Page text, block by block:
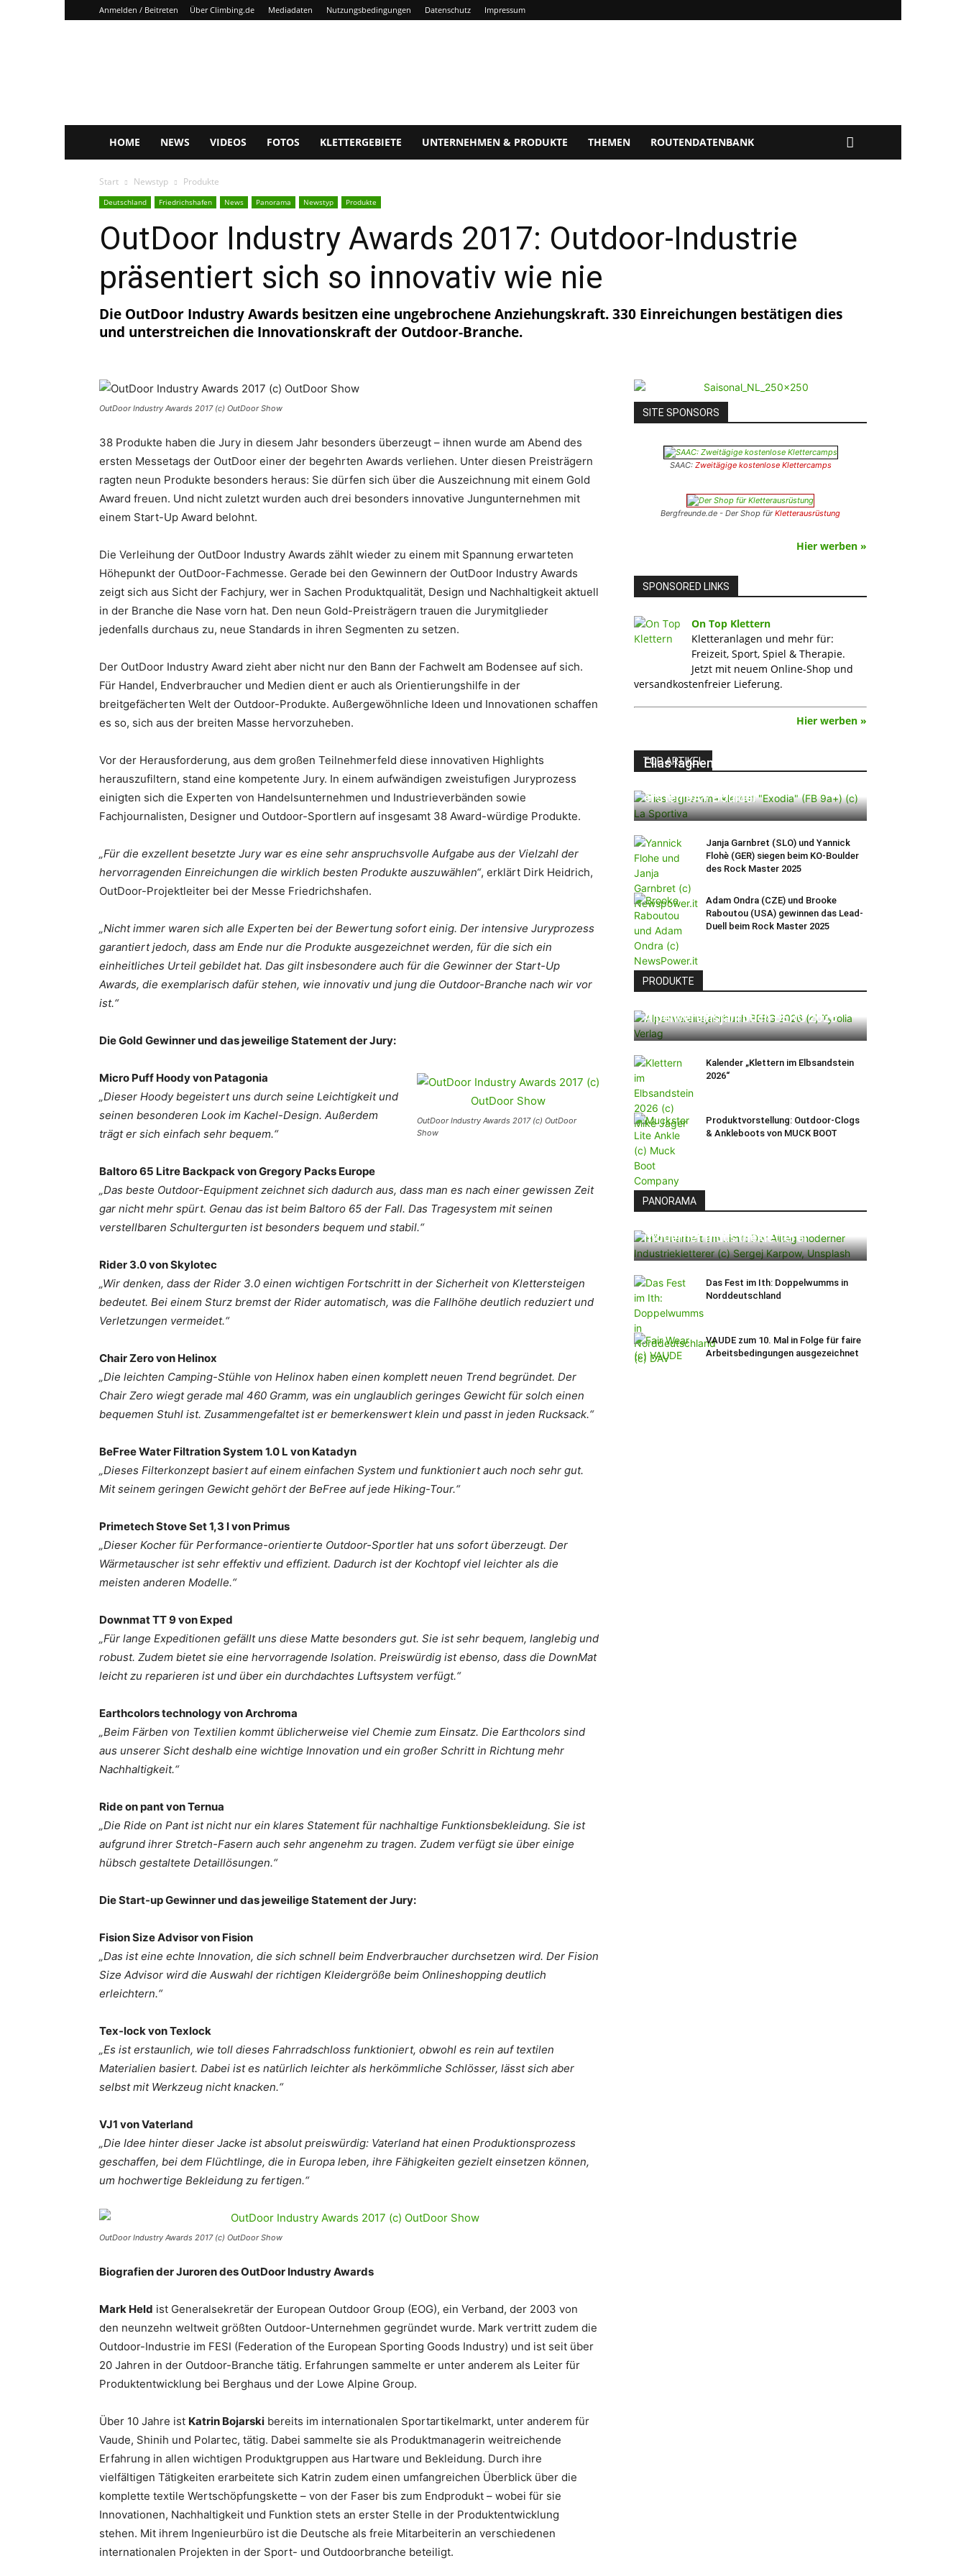
Anmelden / Beitreten Über Climbing.de Mediadaten Nutzungsbedingungen Datenschutz Impressum
HOME NEWS VIDEOS FOTOS KLETTERGEBIETE UNTERNEHMEN & PRODUKTE THEMEN ROUTENDATENBANK
Start Newstyp Produkte
Deutschland Friedrichshafen News Panorama Newstyp Produkte
OutDoor Industry Awards 2017: Outdoor-Industrie
präsentiert sich so innovativ wie nie
Die OutDoor Industry Awards besitzen eine ungebrochene Anziehungskraft. 330 Einreichungen bestätigen dies
und unterstreichen die Innovationskraft der Outdoor-Branche.
OutDoor Industry Awards 2017 (c) OutDoor Show
38 Produkte haben die Jury in diesem Jahr besonders überzeugt – ihnen wurde am Abend des
ersten Messetags der OutDoor einer der begehrten Awards verliehen. Unter diesen Preisträgern
ragten neun Produkte besonders heraus: Sie dürfen sich über die Auszeichnung mit einem Gold
Award freuen. Und nicht zuletzt wurden auch drei besonders innovative Jungunternehmen mit
einem Start-Up Award belohnt.
Die Verleihung der OutDoor Industry Awards zählt wieder zu einem mit Spannung erwarteten
Höhepunkt der OutDoor-Fachmesse. Gerade bei den Gewinnern der OutDoor Industry Awards
zeigt sich aus Sicht der Fachjury, wer in Sachen Produktqualität, Design und Nachhaltigkeit aktuell
in der Branche die Nase vorn hat. Den neun Gold-Preisträgern trauen die Jurymitglieder
jedenfalls durchaus zu, neue Standards in ihren Segmenten zu setzen.
Der OutDoor Industry Award zieht aber nicht nur den Bann der Fachwelt am Bodensee auf sich.
Für Handel, Endverbraucher und Medien dient er auch als Orientierungshilfe in der
breitgefächerten Welt der Outdoor-Produkte. Außergewöhnliche Ideen und Innovationen schaffen
es so, sich aus der breiten Masse hervorzuheben.
Vor der Herausforderung, aus dem großen Teilnehmerfeld diese innovativen Highlights
herauszufiltern, stand eine kompetente Jury. In einem aufwändigen zweistufigen Juryprozess
einigten sich die Experten von Handelsunternehmen und Industrieverbänden sowie
Fachjournalisten, Designer und Outdoor-Sportlern auf insgesamt 38 Award-würdige Produkte.
„Für die exzellent besetzte Jury war es eine sehr anspruchsvolle Aufgabe aus der Vielzahl der
hervorragenden Einreichungen die wirklich besten Produkte auszuwählen“, erklärt Dirk Heidrich,
OutDoor-Projektleiter bei der Messe Friedrichshafen.
„Nicht immer waren sich alle Experten bei der Bewertung sofort einig. Der intensive Juryprozess
garantiert jedoch, dass am Ende nur die Produkte ausgezeichnet werden, für die sich ein
einheitliches Urteil gebildet hat. Das gilt insbesondere auch für die Gewinner der Start-Up
Awards, die exemplarisch dafür stehen, wie innovativ und jung die Outdoor-Branche nach wir vor
ist.“
Die Gold Gewinner und das jeweilige Statement der Jury:
OutDoor Industry Awards 2017 (c) OutDoor
Show
Micro Puff Hoody von Patagonia
„Dieser Hoody begeistert uns durch seine Leichtigkeit und
seinen besonderen Look im Kachel-Design. Außerdem
trägt er sich einfach sehr bequem.“
Baltoro 65 Litre Backpack von Gregory Packs Europe
„Das beste Outdoor-Equipment zeichnet sich dadurch aus, dass man es nach einer gewissen Zeit
gar nicht mehr spürt. Genau das ist beim Baltoro 65 der Fall. Das Tragesystem mit seinen
verstellbaren Schultergurten ist besonders bequem und stabil.“
Rider 3.0 von Skylotec
„Wir denken, dass der Rider 3.0 einen wichtigen Fortschritt in der Sicherheit von Klettersteigen
bedeutet. Bei einem Sturz bremst der Rider automatisch, was die Fallhöhe deutlich reduziert und
Verletzungen vermeidet.“
Chair Zero von Helinox
„Die leichten Camping-Stühle von Helinox haben einen komplett neuen Trend begründet. Der
Chair Zero wiegt gerade mal 460 Gramm, was ein unglaublich geringes Gewicht für solch einen
bequemen Stuhl ist. Zusammengefaltet ist er bemerkenswert klein und passt in jeden Rucksack.“
BeFree Water Filtration System 1.0 L von Katadyn
„Dieses Filterkonzept basiert auf einem einfachen System und funktioniert auch noch sehr gut.
Mit seinem geringen Gewicht gehört der BeFree auf jede Hiking-Tour.“
Primetech Stove Set 1,3 l von Primus
„Dieser Kocher für Performance-orientierte Outdoor-Sportler hat uns sofort überzeugt. Der
Wärmetauscher ist sehr effektiv und effizient. Dadurch ist der Kochtopf viel leichter als die
meisten anderen Modelle.“
Downmat TT 9 von Exped
„Für lange Expeditionen gefällt uns diese Matte besonders gut. Sie ist sehr bequem, langlebig und
robust. Zudem bietet sie eine hervorragende Isolation. Preiswürdig ist ebenso, dass die DownMat
leicht zu reparieren ist und über ein durchdachtes Luftsystem verfügt.“
Earthcolors technology von Archroma
„Beim Färben von Textilien kommt üblicherweise viel Chemie zum Einsatz. Die Earthcolors sind
aus unserer Sicht deshalb eine wichtige Innovation und ein großer Schritt in Richtung mehr
Nachhaltigkeit.“
Ride on pant von Ternua
„Die Ride on Pant ist nicht nur ein klares Statement für nachhaltige Funktionsbekleidung. Sie ist
aufgrund ihrer Stretch-Fasern auch sehr angenehm zu tragen. Zudem verfügt sie über einige
hübsch gestaltete Detaillösungen.“
Die Start-up Gewinner und das jeweilige Statement der Jury:
Fision Size Advisor von Fision
„Das ist eine echte Innovation, die sich schnell beim Endverbraucher durchsetzen wird. Der Fision
Size Advisor wird die Auswahl der richtigen Kleidergröße beim Onlineshopping deutlich
erleichtern.“
Tex-lock von Texlock
„Es ist erstaunlich, wie toll dieses Fahrradschloss funktioniert, obwohl es rein auf textilen
Materialien basiert. Dabei ist es natürlich leichter als herkömmliche Schlösser, lässt sich aber
selbst mit Werkzeug nicht knacken.“
VJ1 von Vaterland
„Die Idee hinter dieser Jacke ist absolut preiswürdig: Vaterland hat einen Produktionsprozess
geschaffen, bei dem Flüchtlinge, die in Europa leben, ihre Fähigkeiten gezielt einsetzen können,
um hochwertige Bekleidung zu fertigen.“
OutDoor Industry Awards 2017 (c) OutDoor Show
Biografien der Juroren des OutDoor Industry Awards
Mark Held ist Generalsekretär der European Outdoor Group (EOG), ein Verband, der 2003 von
den neunzehn weltweit größten Outdoor-Unternehmen gegründet wurde. Mark vertritt zudem die
Outdoor-Industrie im FESI (Federation of the European Sporting Goods Industry) und ist seit über
20 Jahren in der Outdoor-Branche tätig. Erfahrungen sammelte er unter anderem als Leiter für
Produktentwicklung bei Berghaus und der Lowe Alpine Group.
Über 10 Jahre ist Katrin Bojarski bereits im internationalen Sportartikelmarkt, unter anderem für
Vaude, Shinih und Polartec, tätig. Dabei sammelte sie als Produktmanagerin weitreichende
Erfahrung in allen wichtigen Produktgruppen aus Hartware und Bekleidung. Durch ihre
vielfältigen Tätigkeiten erarbeitete sich Katrin zudem einen umfangreichen Überblick über die
komplette textile Wertschöpfungskette – von der Faser bis zum Endprodukt – wobei für sie
Innovationen, Nachhaltigkeit und Funktion stets an erster Stelle in der Produktentwicklung
stehen. Mit ihrem Ingenieurbüro ist die Deutsche als freie Mitarbeiterin an verschiedenen
internationalen Projekten in der Sport- und Outdoorbranche beteiligt.
SITE SPONSORS
SAAC: Zweitägige kostenlose Klettercamps
Bergfreunde.de - Der Shop fürKletterausrüstung
Hier werben »
SPONSORED LINKS
On Top Klettern
Kletteranlagen und mehr für:
Freizeit, Sport, Spiel & Therapie.
Jetzt mit neuem Online-Shop und
versandkostenfreier Lieferung.
Hier werben »
TOP ARTIKEL
Elias Iagnemma klettert „Exodia“:
ersten 9A+ Boulder
Janja Garnbret (SLO) und Yannick
Flohè (GER) siegen beim KO-Boulder
des Rock Master 2025
Adam Ondra (CZE) und Brooke
Raboutou (USA) gewinnen das Lead-
Duell beim Rock Master 2025
PRODUKTE
Alpenvereinsjahrbuch BERG 2026
Kalender „Klettern im Elbsandstein
2026“
Produktvorstellung: Outdoor-Clogs
& Ankleboots von MUCK BOOT
PANORAMA
moderner Industriekletterer
Das Fest im Ith: Doppelwumms in
Norddeutschland
VAUDE zum 10. Mal in Folge für faire
Arbeitsbedingungen ausgezeichnet